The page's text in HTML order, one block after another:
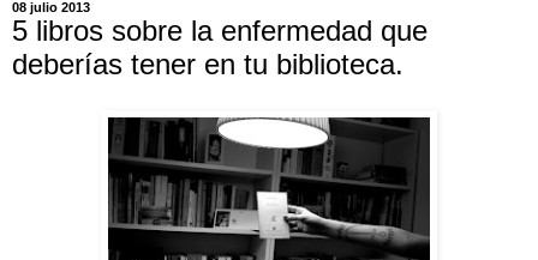
08 julio 2013
5 libros sobre la enfermedad que
deberías tener en tu biblioteca.